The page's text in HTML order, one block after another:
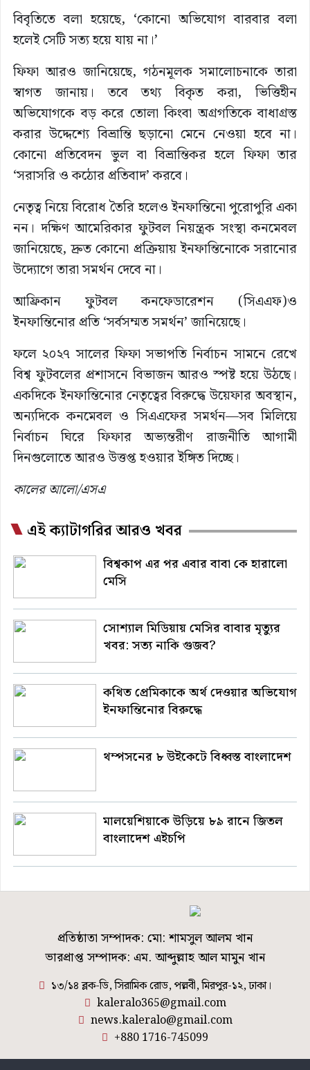
বিবৃতিতে বলা হয়েছে, ‘কোনো অভিযোগ বারবার বলা
হলেই সেটি সত্য হয়ে যায় না।’
ফিফা আরও জানিয়েছে, গঠনমূলক সমালোচনাকে তারা
স্বাগত জানায়। তবে তথ্য বিকৃত করা, ভিত্তিহীন
অভিযোগকে বড় করে তোলা কিংবা অগ্রগতিকে বাধাগ্রস্ত
করার উদ্দেশ্যে বিভ্রান্তি ছড়ানো মেনে নেওয়া হবে না।
কোনো প্রতিবেদন ভুল বা বিভ্রান্তিকর হলে ফিফা তার
‘সরাসরি ও কঠোর প্রতিবাদ’ করবে।
নেতৃত্ব নিয়ে বিরোধ তৈরি হলেও ইনফান্তিনো পুরোপুরি একা
নন। দক্ষিণ আমেরিকার ফুটবল নিয়ন্ত্রক সংস্থা কনমেবল
জানিয়েছে, দ্রুত কোনো প্রক্রিয়ায় ইনফান্তিনোকে সরানোর
উদ্যোগে তারা সমর্থন দেবে না।
আফ্রিকান ফুটবল কনফেডারেশন (সিএএফ)ও
ইনফান্তিনোর প্রতি ‘সর্বসম্মত সমর্থন’ জানিয়েছে।
ফলে ২০২৭ সালের ফিফা সভাপতি নির্বাচন সামনে রেখে
বিশ্ব ফুটবলের প্রশাসনে বিভাজন আরও স্পষ্ট হয়ে উঠছে।
একদিকে ইনফান্তিনোর নেতৃত্বের বিরুদ্ধে উয়েফার অবস্থান,
অন্যদিকে কনমেবল ও সিএএফের সমর্থন—সব মিলিয়ে
নির্বাচন ঘিরে ফিফার অভ্যন্তরীণ রাজনীতি আগামী
দিনগুলোতে আরও উত্তপ্ত হওয়ার ইঙ্গিত দিচ্ছে।
কালের আলো/এসএ
এই ক্যাটাগরির আরও খবর
বিশ্বকাপ এর পর এবার বাবা কে হারালো
মেসি
সোশ্যাল মিডিয়ায় মেসির বাবার মৃত্যুর
খবর: সত্য নাকি গুজব?
কথিত প্রেমিকাকে অর্থ দেওয়ার অভিযোগ
ইনফান্তিনোর বিরুদ্ধে
থম্পসনের ৮ উইকেটে বিধ্বস্ত বাংলাদেশ
মালয়েশিয়াকে উড়িয়ে ৮৯ রানে জিতল
বাংলাদেশ এইচপি
প্রতিষ্ঠাতা সম্পাদক: মো: শামসুল আলম খান
ভারপ্রাপ্ত সম্পাদক: এম. আব্দুল্লাহ আল মামুন খান
১৩/১৪ ব্লক-ডি, সিরামিক রোড, পল্লবী, মিরপুর-১২, ঢাকা।
kaleralo365@gmail.com
news.kaleralo@gmail.com
+880 1716-745099